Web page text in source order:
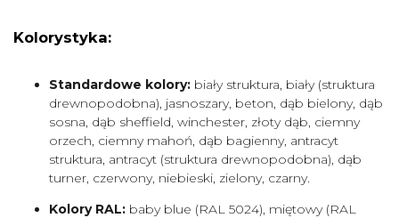
Kolorystyka:
Standardowe kolory: biały struktura, biały (struktura
drewnopodobna), jasnoszary, beton, dąb bielony, dąb
sosna, dąb sheffield, winchester, złoty dąb, ciemny
orzech, ciemny mahoń, dąb bagienny, antracyt
struktura, antracyt (struktura drewnopodobna), dąb
turner, czerwony, niebieski, zielony, czarny.
Kolory RAL: baby blue (RAL 5024), miętowy (RAL